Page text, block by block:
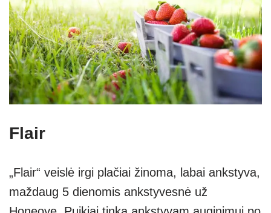
Flair
„Flair“ veislė irgi plačiai žinoma, labai ankstyva,
maždaug 5 dienomis ankstyvesnė už